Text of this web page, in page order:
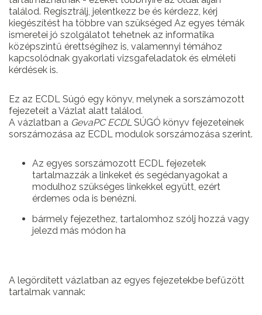
találod. Regisztrálj, jelentkezz be és kérdezz, kérj
kiegészítést ha többre van szükséged Az egyes témák
ismeretei jó szolgálatot tehetnek az informatika
középszintű érettségihez is, valamennyi témához
kapcsolódnak gyakorlati vizsgafeladatok és elméleti
kérdések is.
Ez az ECDL Súgó egy könyv, melynek a sorszámozott
fejezeteit a Vázlat alatt találod.
A vázlatban a GevaPC ECDLSÚGÓ könyv fejezeteinek
sorszámozása az ECDL modulok sorszámozása szerint.
Az egyes sorszámozott ECDL fejezetek
tartalmazzák a linkeket és segédanyagokat a
modulhoz szükséges linkekkel együtt, ezért
érdemes oda is benézni.
bármely fejezethez, tartalomhoz szólj hozzá vagy
jelezd más módon ha
A legördített vázlatban az egyes fejezetekbe befűzött
tartalmak vannak: